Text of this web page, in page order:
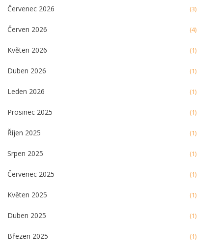
Červenec 2026 (3)
Červen 2026 (4)
Květen 2026 (1)
Duben 2026 (1)
Leden 2026 (1)
Prosinec 2025 (1)
Říjen 2025 (1)
Srpen 2025 (1)
Červenec 2025 (1)
Květen 2025 (1)
Duben 2025 (1)
Březen 2025 (1)